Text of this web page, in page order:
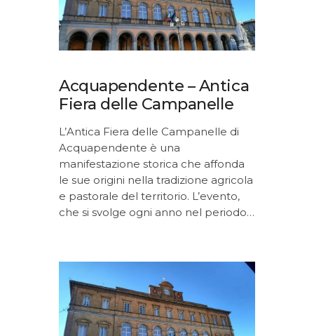
Acquapendente – Antica
Fiera delle Campanelle
L’Antica Fiera delle Campanelle di
Acquapendente è una
manifestazione storica che affonda
le sue origini nella tradizione agricola
e pastorale del territorio. L’evento,
che si svolge ogni anno nel periodo…